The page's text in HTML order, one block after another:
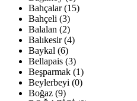
Bahçalar (15)
Bahçeli (3)
Balalan (2)
Balıkesir (4)
Baykal (6)
Bellapais (3)
Beşparmak (1)
Beylerbeyi (0)
Boğaz (9)